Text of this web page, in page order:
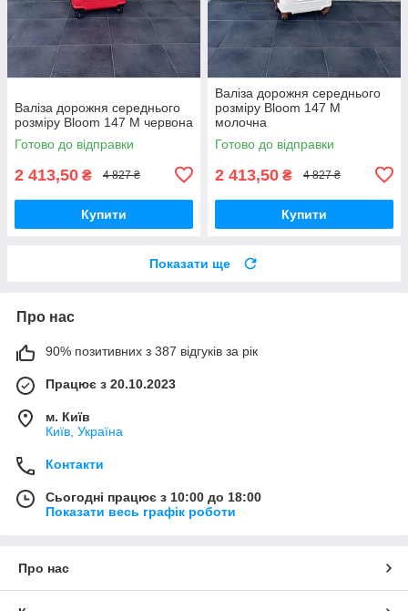
Валіза дорожня середнього
розміру Bloom 147 M червона
Готово до відправки
2 413,50 ₴ 4 827 ₴
Купити
Валіза дорожня середнього
розміру Bloom 147 M
молочна
Готово до відправки
2 413,50 ₴ 4 827 ₴
Купити
Показати ще
Про нас
90% позитивних з 387 відгуків за рік
Працює з 20.10.2023
м. Київ
Київ, Україна
Контакти
Сьогодні працює з 10:00 до 18:00
Показати весь графік роботи
Про нас